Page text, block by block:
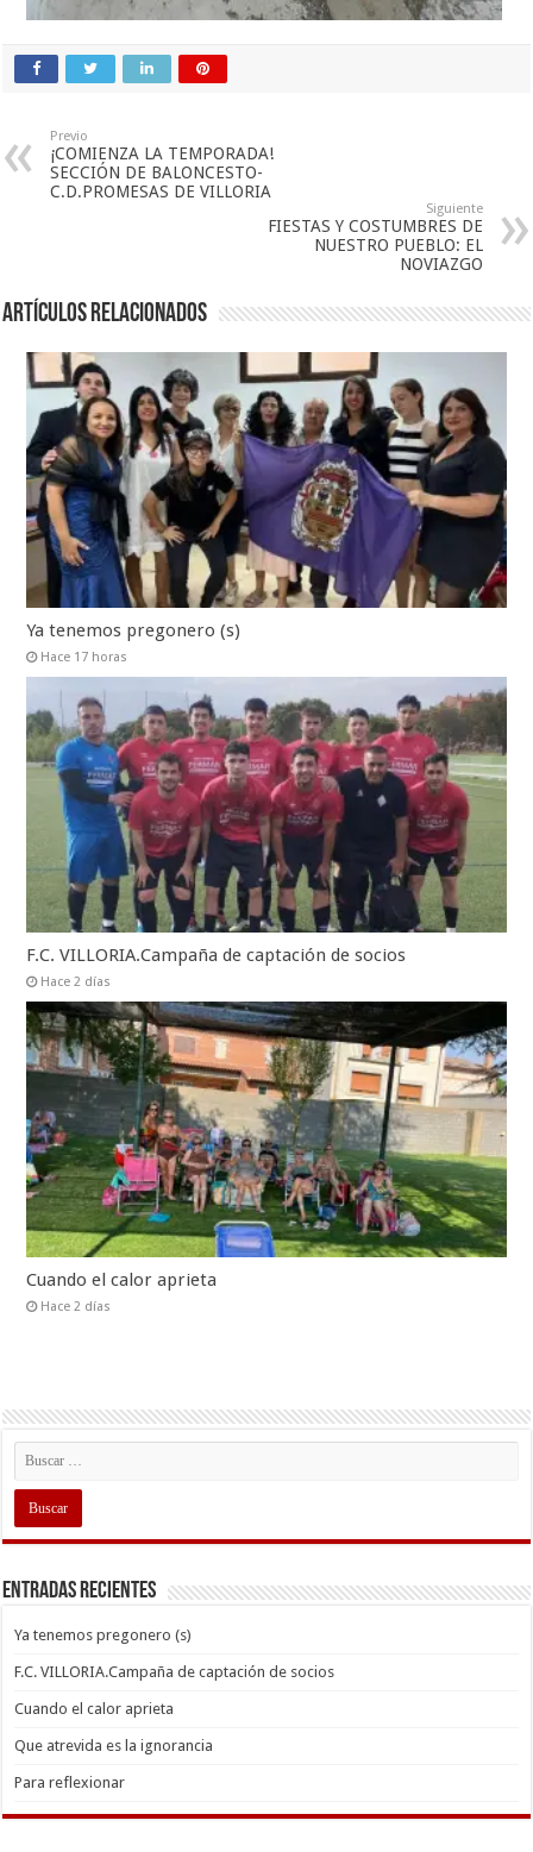
Previo
¡COMIENZA LA TEMPORADA!
SECCIÓN DE BALONCESTO-
C.D.PROMESAS DE VILLORIA
Siguiente
FIESTAS Y COSTUMBRES DE
NUESTRO PUEBLO: EL
NOVIAZGO
Artículos relacionados
Ya tenemos pregonero (s)
Hace 17 horas
F.C. VILLORIA.Campaña de captación de socios
Hace 2 días
Cuando el calor aprieta
Hace 2 días
Entradas recientes
Ya tenemos pregonero (s)
F.C. VILLORIA.Campaña de captación de socios
Cuando el calor aprieta
Que atrevida es la ignorancia
Para reflexionar